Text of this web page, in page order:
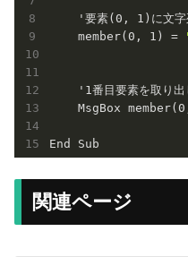
    '要素(
0 , 1 )に文字
    member(
0 , 1 ) =
    '
1 番目要素を取り
    MsgBox member(
0
関連ページ